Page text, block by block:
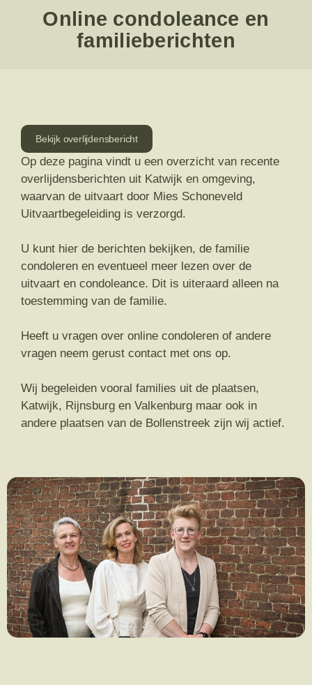
Online condoleance en
familieberichten
Bekijk overlijdensbericht
Op deze pagina vindt u een overzicht van recente
overlijdensberichten uit Katwijk en omgeving,
waarvan de uitvaart door Mies Schoneveld
Uitvaartbegeleiding is verzorgd.
U kunt hier de berichten bekijken, de familie
condoleren en eventueel meer lezen over de
uitvaart en condoleance. Dit is uiteraard alleen na
toestemming van de familie.
Heeft u vragen over online condoleren of andere
vragen neem gerust contact met ons op.
Wij begeleiden vooral families uit de plaatsen,
Katwijk, Rijnsburg en Valkenburg maar ook in
andere plaatsen van de Bollenstreek zijn wij actief.